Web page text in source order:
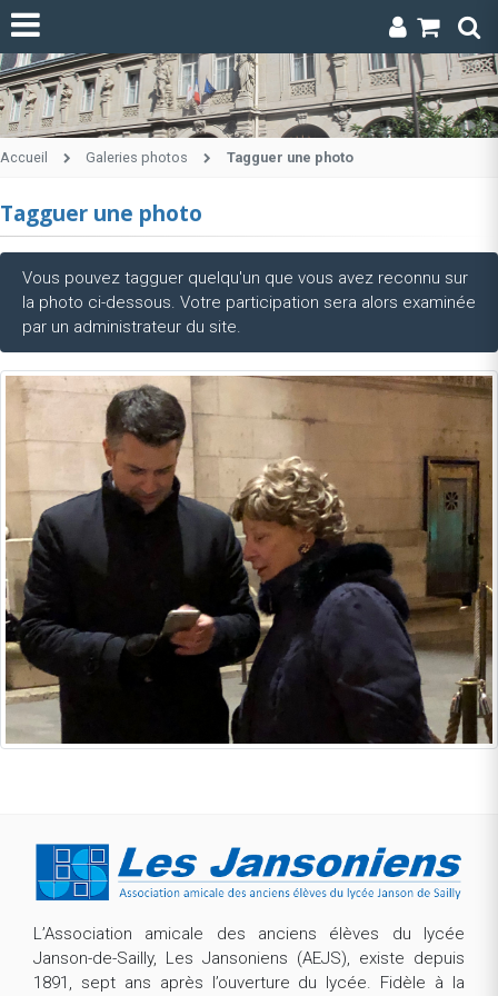
Accueil Galeries photos Tagguer une photo
Tagguer une photo
Vous pouvez tagguer quelqu'un que vous avez reconnu sur
la photo ci-dessous. Votre participation sera alors examinée
par un administrateur du site.
L’Association amicale des anciens élèves du lycée
Janson-de-Sailly, Les Jansoniens (AEJS), existe depuis
1891, sept ans après l’ouverture du lycée. Fidèle à la